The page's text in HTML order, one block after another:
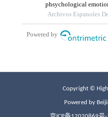
Copyright ©
Powered by